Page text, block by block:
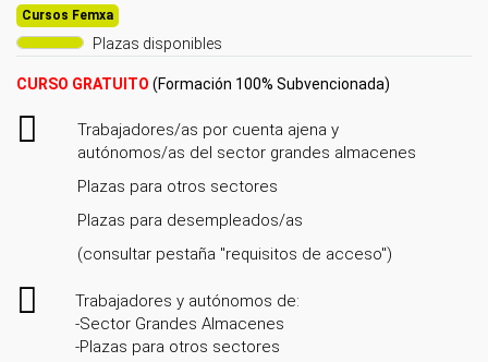
Cursos Femxa
Plazas disponibles
CURSO GRATUITO (Formación 100% Subvencionada)
Trabajadores/as por cuenta ajena y
autónomos/as del sector grandes almacenes
Plazas para otros sectores
Plazas para desempleados/as
(consultar pestaña "requisitos de acceso")
Trabajadores y autónomos de:
-Sector Grandes Almacenes
-Plazas para otros sectores